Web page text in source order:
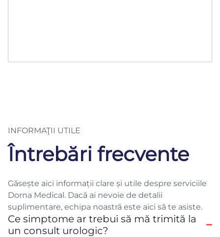
INFORMAŢII UTILE
Întrebări frecvente
Găsește aici informații clare și utile despre serviciile
Dorna Medical. Dacă ai nevoie de detalii
suplimentare, echipa noastră este aici să te asiste.
Ce simptome ar trebui să mă trimită la
un consult urologic?